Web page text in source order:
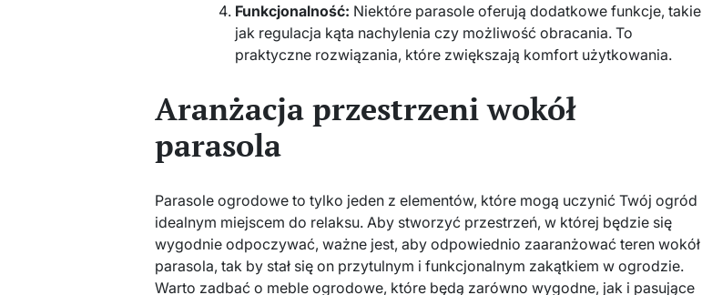
Funkcjonalność: Niektóre parasole oferują dodatkowe funkcje, takie
jak regulacja kąta nachylenia czy możliwość obracania. To
praktyczne rozwiązania, które zwiększają komfort użytkowania.
Aranżacja przestrzeni wokół
parasola
Parasole ogrodowe to tylko jeden z elementów, które mogą uczynić Twój ogród
idealnym miejscem do relaksu. Aby stworzyć przestrzeń, w której będzie się
wygodnie odpoczywać, ważne jest, aby odpowiednio zaaranżować teren wokół
parasola, tak by stał się on przytulnym i funkcjonalnym zakątkiem w ogrodzie.
Warto zadbać o meble ogrodowe, które będą zarówno wygodne, jak i pasujące